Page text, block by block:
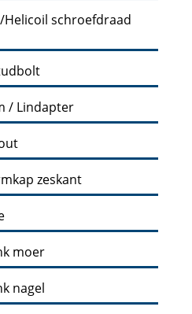
Helicoil schroefdraad
/ Lindapter
zeskant
moer
nagel